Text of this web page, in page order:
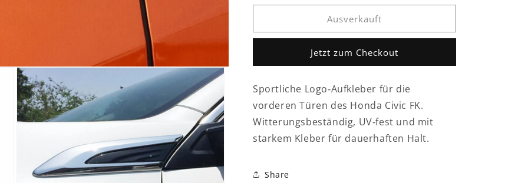
Tür
Logo
Tür
Seiten
Logo
Ausverkauft
Jetzt zum Checkout
Sportliche Logo‑Aufkleber für die
vorderen Türen des Honda Civic FK.
Witterungsbeständig, UV‑fest und mit
starkem Kleber für dauerhaften Halt.
Share